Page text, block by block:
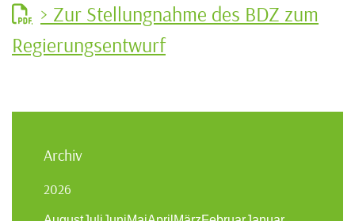
> Zur Stellungnahme des BDZ zum
Regierungsentwurf
Archiv
2026